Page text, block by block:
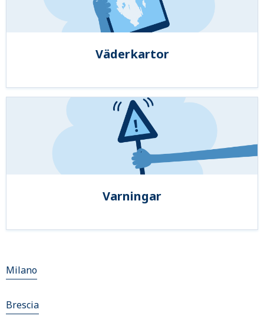
Väderkartor
Varningar
Milano
Brescia